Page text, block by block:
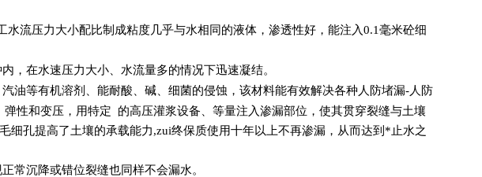
流压力大小配比制成粘度几乎与水相同的液体，渗透性好，能注入0.1毫米砼细
，在水速压力大小、水流量多的情况下迅速凝结。
油等有机溶剂、能耐酸、碱、细菌的侵蚀，该材料能有效解决各种人防堵漏-人防
性和变压，用特定 的高压灌浆设备、等量注入渗漏部位，使其贯穿裂缝与土壤
细孔提高了土壤的承载能力,zui终保质使用十年以上不再渗漏，从而达到*止水之
常沉降或错位裂缝也同样不会漏水。